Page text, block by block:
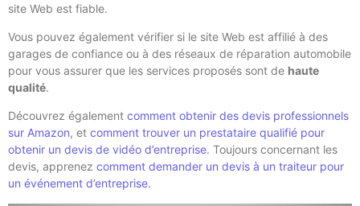
site Web est fiable.
Vous pouvez également vérifier si le site Web est affilié à des
garages de confiance ou à des réseaux de réparation automobile
pour vous assurer que les services proposés sont de haute
qualité.
Découvrez également comment obtenir des devis professionnels
sur Amazon, et comment trouver un prestataire qualifié pour
obtenir un devis de vidéo d’entreprise. Toujours concernant les
devis, apprenez comment demander un devis à un traiteur pour
un événement d’entreprise.